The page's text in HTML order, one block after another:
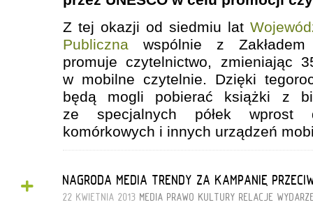
Z tej okazji od siedmiu lat
Publiczna wspólnie z Zakładem
promuje czytelnictwo, zmieniając
w mobilne czytelnie. Dzięki
będą mogli pobierać książki z
ze specjalnych półek wprost
komórkowych i innych urządzeń
+ NAGRODA MEDIA TRENDY ZA KAMPANIĘ
22 KWIETNIA 2013 MEDIA PRAWO KULTURY RELACJE